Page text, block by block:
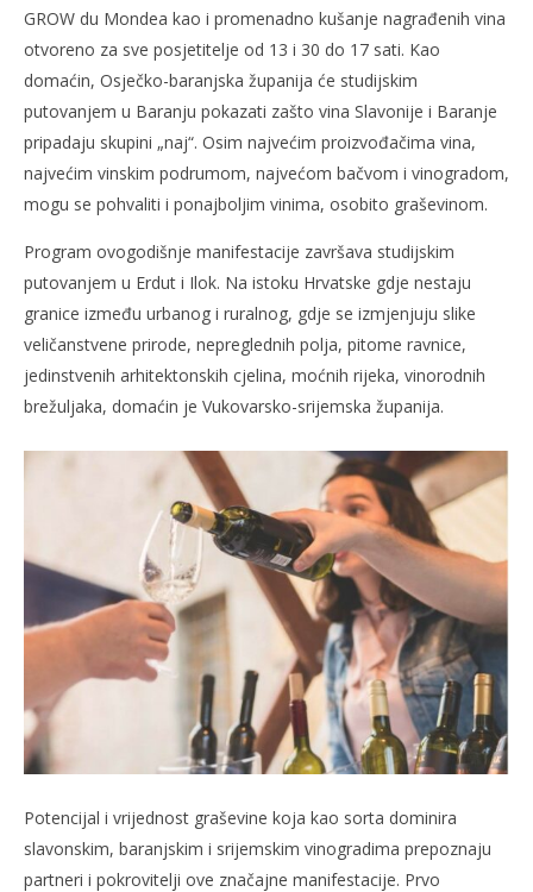
GROW du Mondea kao i promenadno kušanje nagrađenih vina
otvoreno za sve posjetitelje od 13 i 30 do 17 sati. Kao
domaćin, Osječko-baranjska županija će studijskim
putovanjem u Baranju pokazati zašto vina Slavonije i Baranje
pripadaju skupini „naj“. Osim najvećim proizvođačima vina,
najvećim vinskim podrumom, najvećom bačvom i vinogradom,
mogu se pohvaliti i ponajboljim vinima, osobito graševinom.
Program ovogodišnje manifestacije završava studijskim
putovanjem u Erdut i Ilok. Na istoku Hrvatske gdje nestaju
granice između urbanog i ruralnog, gdje se izmjenjuju slike
veličanstvene prirode, nepreglednih polja, pitome ravnice,
jedinstvenih arhitektonskih cjelina, moćnih rijeka, vinorodnih
brežuljaka, domaćin je Vukovarsko-srijemska županija.
Potencijal i vrijednost graševine koja kao sorta dominira
slavonskim, baranjskim i srijemskim vinogradima prepoznaju
partneri i pokrovitelji ove značajne manifestacije. Prvo